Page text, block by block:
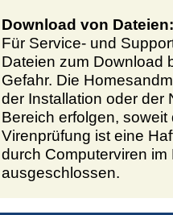
Download von Dateien:
Für Service- und
Dateien zum Download
Gefahr. Die
der Installation oder der
Bereich erfolgen,
Virenprüfung ist eine
durch Computerviren
ausgeschlossen.